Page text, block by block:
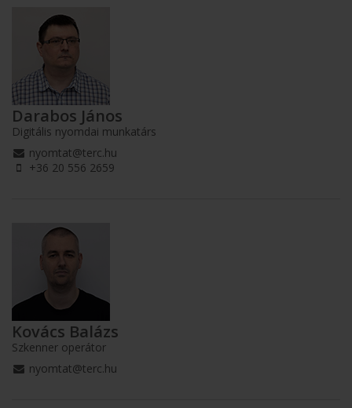
Darabos János
Digitális nyomdai munkatárs
nyomtat@terc.hu
+36 20 556 2659
Kovács Balázs
Szkenner operátor
nyomtat@terc.hu